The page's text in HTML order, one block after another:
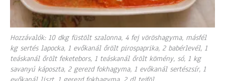
Hozzávalók: 10 dkg füstölt szalonna, 4 fej vöröshagyma, másfél
kg sertés lapocka, 1 evőkanál őrölt pirospaprika, 2 babérlevél, 1
teáskanál őrölt feketebors, 1 teáskanál őrölt kömény, só, 1 kg
savanyú káposzta, 2 gerezd fokhagyma, 1 evőkanál sertészsír, 1